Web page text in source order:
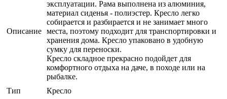
Описание
эксплуатации. Рама выполнена из алюминия,
материал сиденья - полиэстер. Кресло легко
собирается и разбирается и не занимает много
места, поэтому подходит для транспортировки и
хранения дома. Кресло упаковано в удобную
сумку для переноски.
Кресло складное прекрасно подойдет для
комфортного отдыха на даче, в походе или на
рыбалке.
Тип
Кресло